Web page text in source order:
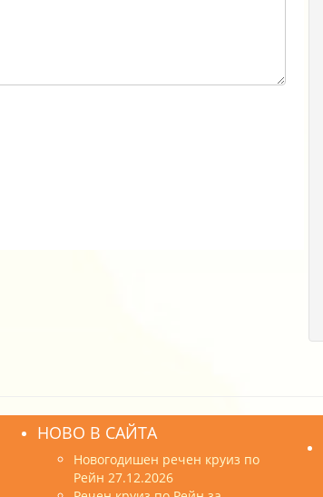
НОВО В САЙТА
Новогодишен речен круиз по
Рейн 27.12.2026